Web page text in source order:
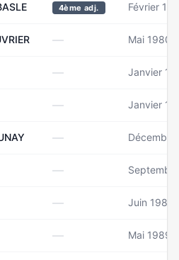
4ème adj. Février
— Mai 1980
— Janvier
— Janvier
—
—
— Juin 1982
— Mai 1989